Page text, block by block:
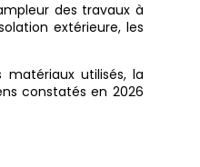
des travaux à
extérieure, les
utilisés, la
constatés en 2026